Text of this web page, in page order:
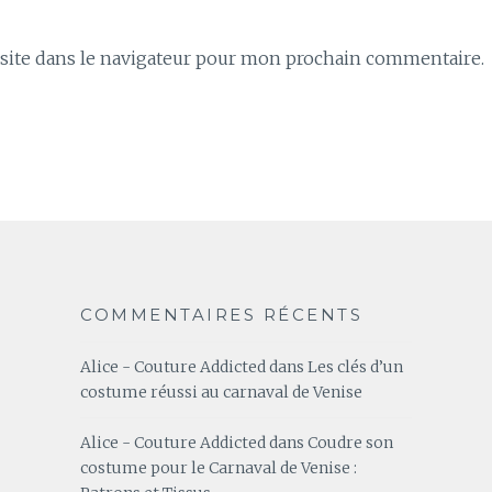
dans le navigateur pour mon prochain commentaire.
COMMENTAIRES RÉCENTS
Alice - Couture Addicteddans Les clés d’un
costume réussi au carnaval de Venise
Alice - Couture Addicteddans Coudre son
costume pour le Carnaval de Venise :